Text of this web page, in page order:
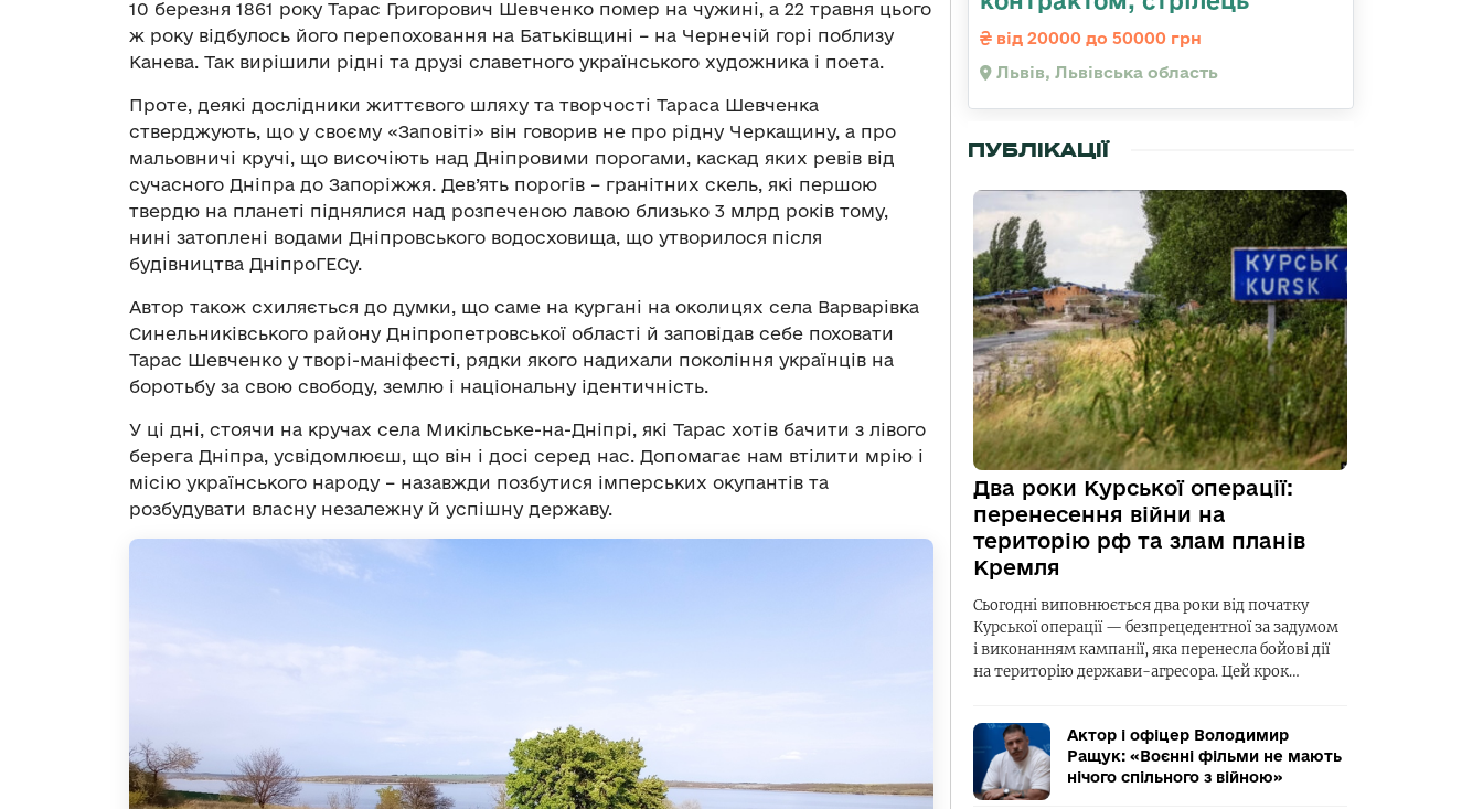
10 березня 1861 року Тарас Григорович Шевченко помер на чужині, а 22 травня цього
ж року відбулось його перепоховання на Батьківщині – на Чернечій горі поблизу
Канева. Так вирішили рідні та друзі славетного українського художника і поета.
Проте, деякі дослідники життєвого шляху та творчості Тараса Шевченка
стверджують, що у своєму «Заповіті» він говорив не про рідну Черкащину, а про
мальовничі кручі, що височіють над Дніпровими порогами, каскад яких ревів від
сучасного Дніпра до Запоріжжя. Дев’ять порогів – гранітних скель, які першою
твердю на планеті піднялися над розпеченою лавою близько 3 млрд років тому,
нині затоплені водами Дніпровського водосховища, що утворилося після
будівництва ДніпроГЕСу.
Автор також схиляється до думки, що саме на кургані на околицях села Варварівка
Синельниківського району Дніпропетровської області й заповідав себе поховати
Тарас Шевченко у творі-маніфесті, рядки якого надихали покоління українців на
боротьбу за свою свободу, землю і національну ідентичність.
У ці дні, стоячи на кручах села Микільське-на-Дніпрі, які Тарас хотів бачити з лівого
берега Дніпра, усвідомлюєш, що він і досі серед нас. Допомагає нам втілити мрію і
місію українського народу – назавжди позбутися імперських окупантів та
розбудувати власну незалежну й успішну державу.
від 20000 до 50000 грн
Львів, Львівська область
ПУБЛІКАЦІЇ
Два роки Курської операції:
перенесення війни на
територію рф та злам планів
Кремля
Сьогодні виповнюється два роки від початку
Курської операції — безпрецедентної за задумом
і виконанням кампанії, яка перенесла бойові дії
на територію держави-агресора. Цей крок…
Актор і офіцер Володимир
Ращук: «Воєнні фільми не мають
нічого спільного з війною»